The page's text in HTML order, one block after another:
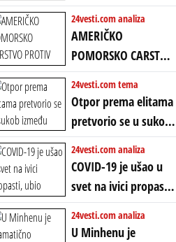
Predstojeći poraz
Amerike u Iranu
uvodi eru
energetskog haosa,
finansijskih
previranja i kolapsa
starog poretka
24vesti.com analiza
AMERIČKO
POMORSKO CARSTVO
PROTIV KINESKOG
KOPNENOG SVETA:
Rat u Iranu je rat za
globalne preferencije
24vesti.com tema
Otpor prema elitama
pretvorio se u sukob
između običnih ljudi:
ZAŠTO SE DEŠAVA
EKSTREMNA
POLARIZACIJA?
24vesti.com analiza
COVID-19 je ušao u
svet na ivici propasti,
ubio milione, ali je
spasao sistem
24vesti.com analiza
U Minhenu je